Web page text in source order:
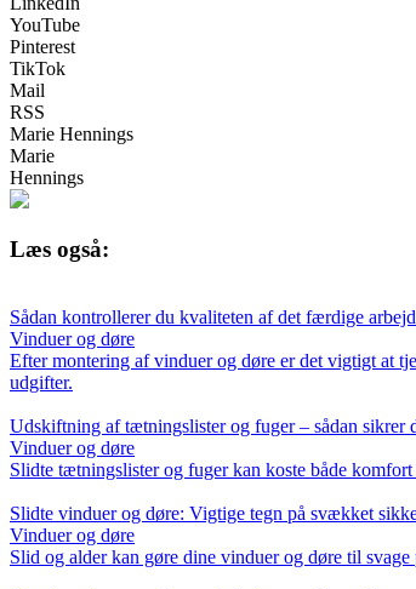
YouTube
Pinterest
TikTok
Mail
RSS
Marie Hennings
Marie
Hennings
Læs også:
Sådan kontrollerer du kvaliteten af det færdige
Vinduer og døre
Efter montering af vinduer og døre er det vigtigt at
udgifter.
Udskiftning af tætningslister og fuger – sådan sikrer
Vinduer og døre
Slidte tætningslister og fuger kan koste både
Slidte vinduer og døre: Vigtige tegn på svækket
Vinduer og døre
Slid og alder kan gøre dine vinduer og døre til